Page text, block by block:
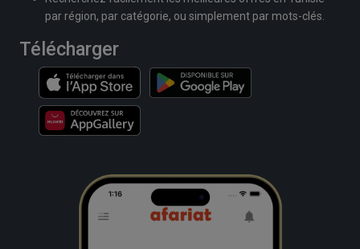
par région, par catégorie, ou simplement par mots-clés.
Télécharger